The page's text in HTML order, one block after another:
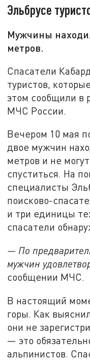
Эльбрусе
Мужчины
метров.
Спасатели
туристов,
этом сообщили в
МЧС России.
Вечером 10 мая
двое мужчин
метров и не
спуститься. На
специалисты
поисково-
и три единицы
спасатели
— По
мужчин
сообщении МЧС.
В настоящий
горы. Как
они не
— это
альпинистов.